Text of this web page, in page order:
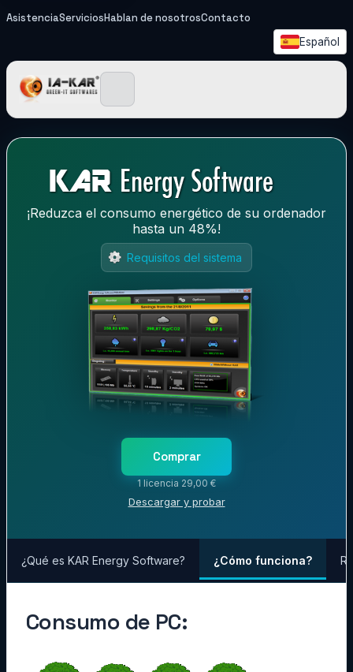
AsistenciaServiciosHablan de nosotrosContacto
Español
IA-KAR - Green IT
¡Reduzca el consumo energético de su ordenador
hasta un 48%!
Requisitos del sistema
Comprar
1 licencia 29,00 €
Descargar y probar
¿Qué es KAR Energy Software? ¿Cómo funciona?
Consumo de PC: